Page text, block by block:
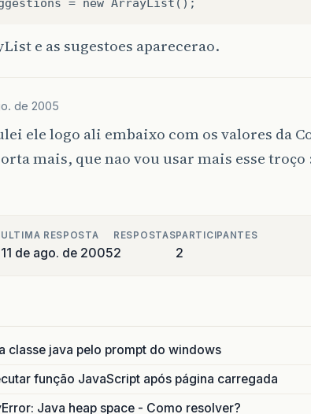
e as sugestoes aparecerao.
de 2005
ele logo ali embaixo com os valores da
mais, que nao vou usar mais esse
ULTIMA RESPOSTA
11 de ago. de 2005
RESPOSTAS
2
PARTICIPANTES
2
classe java pelo prompt do windows
função JavaScript após página carregada
Java heap space - Como resolver?